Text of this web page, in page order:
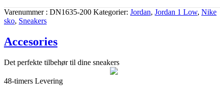
Varenummer DN1635-200 Kategorier Jordan, Jordan 1 Low, Nike
sko, Sneakers
Accesories
Det perfekte tilbehør til dine sneakers
48-timers Levering